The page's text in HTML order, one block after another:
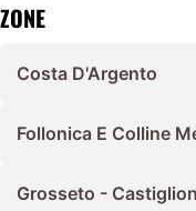
ZONE
Costa D'Argento
Follonica E Colline
Grosseto -